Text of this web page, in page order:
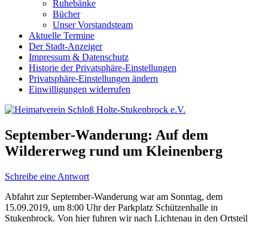
Ruhebänke
Bücher
Unser Vorstandsteam
Aktuelle Termine
Der Stadt-Anzeiger
Impressum & Datenschutz
Historie der Privatsphäre-Einstellungen
Privatsphäre-Einstellungen ändern
Einwilligungen widerrufen
September-Wanderung: Auf dem
Wildererweg rund um Kleinenberg
Schreibe eine Antwort
Abfahrt zur September-Wanderung war am Sonntag, dem
15.09.2019, um 8:00 Uhr der Parkplatz Schützenhalle in
Stukenbrock. Von hier fuhren wir nach Lichtenau in den Ortsteil